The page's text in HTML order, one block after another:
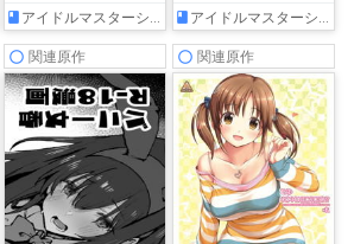
アイドルマスターシンデレラガールズ
で発情したありすのパ
イズリ搾精…❤
アイドルマスターシンデレラガールズ
関連原作 関連原作